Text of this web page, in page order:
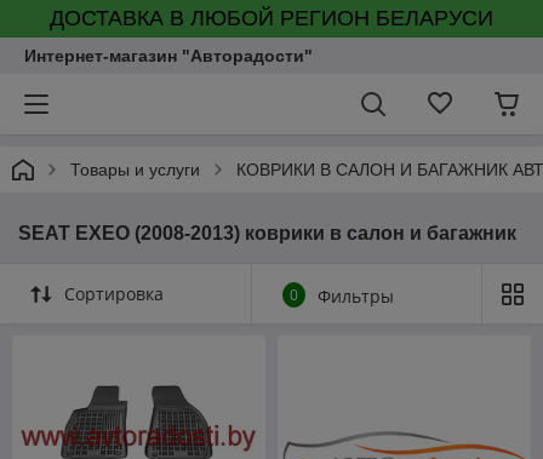
ДОСТАВКА В ЛЮБОЙ РЕГИОН БЕЛАРУСИ
Интернет-магазин "Авторадости"
Товары и услуги КОВРИКИ В САЛОН И БАГАЖНИК
SEAT EXEO (2008-2013) коврики в салон и багажник
Сортировка 0 Фильтры